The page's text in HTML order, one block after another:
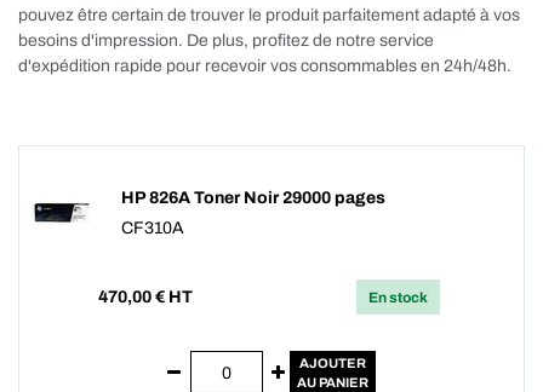
pouvez être certain de trouver le produit parfaitement adapté à vos
besoins d'impression. De plus, profitez de notre service
d'expédition rapide pour recevoir vos consommables en 24h/48h.
HP 826A Toner Noir 29000 pages
CF310A
470,00 € HT En stock
AJOUTER
AU PANIER